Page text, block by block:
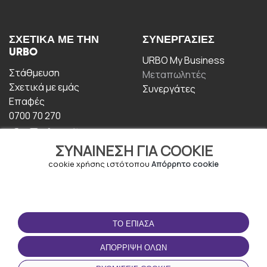
ΣΥΝΑΊΝΕΣΗ ΓΙΑ COOKIE
cookie χρήσης ιστότοπου Απόρρητο cookie
ΤΟ ΈΠΙΑΣΑ
ΑΠΌΡΡΙΨΗ ΌΛΩΝ
ΣΧΕΤΙΚΆ ΜΕ ΤΗΝ
URBO
Στάθμευση
Σχετικά με εμάς
Επαφές
0700 70 270
ΣΥΝΕΡΓΑΣΊΕΣ
URBO My Business
Μεταπωλητές
Συνεργάτες
ΟΡΟΙ ΧΡΉΣΗΣ
Οροι και Προϋποθέσεις
Πολιτική απορρήτου
ΚΑΤΕΒΆΣΤΕ ΤΗΝ
ΕΦΑΡΜΟΓΉ